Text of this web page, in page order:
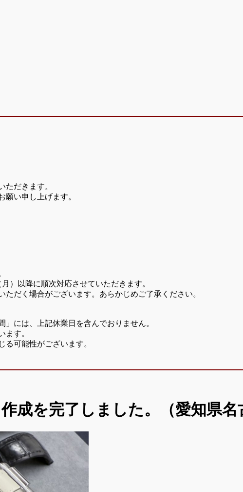
ただきます。
願い申し上げます。
）以降に順次対応させていただきます。
だく場合がございます。あらかじめご了承ください。
には、上記休業日を含んでおりません。
ます。
る可能性がございます。
成を完了しました。（愛知県名